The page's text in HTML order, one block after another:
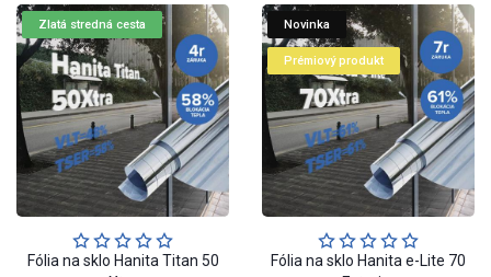
Zlatá stredná cesta
Fólia na sklo Hanita Titan 50
Novinka
Prémiový produkt
Fólia na sklo Hanita e-Lite 70